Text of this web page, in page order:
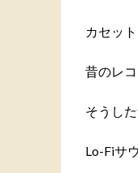
カセッ
昔のレ
そうし
Lo-Fiサ